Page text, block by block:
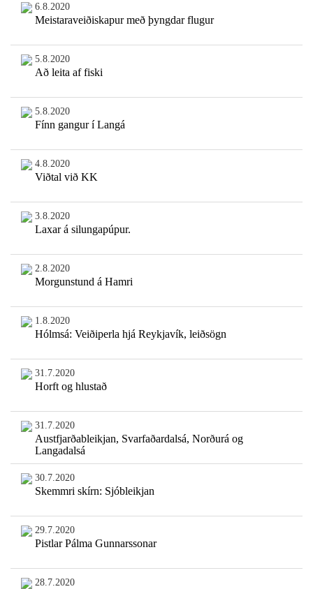
6.8.2020
Meistaraveiðiskapur með þyngdar flugur
5.8.2020
Að leita af fiski
5.8.2020
Fínn gangur í Langá
4.8.2020
Viðtal við KK
3.8.2020
Laxar á silungapúpur.
2.8.2020
Morgunstund á Hamri
1.8.2020
Hólmsá: Veiðiperla hjá Reykjavík, leiðsögn
31.7.2020
Horft og hlustað
31.7.2020
Austfjarðableikjan, Svarfaðardalsá, Norðurá og
Langadalsá
30.7.2020
Skemmri skírn: Sjóbleikjan
29.7.2020
Pistlar Pálma Gunnarssonar
28.7.2020